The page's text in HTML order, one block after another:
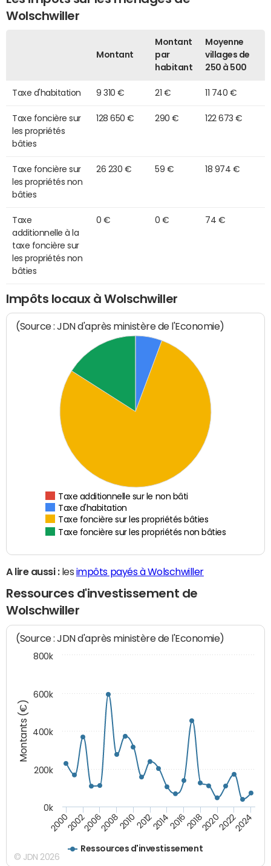
Wolschwiller
Montant
Montant
par
habitant
Moyenne
villages de
250 à 500
Taxe d'habitation 9 310 € 21 € 11 740 €
Taxe foncière sur
les propriétés
bâties
128 650 € 290 € 122 673 €
Taxe foncière sur
les propriétés non
bâties
26 230 € 59 € 18 974 €
Taxe
additionnelle à la
taxe foncière sur
les propriétés non
bâties
0 € 0 € 74 €
Impôts locaux à Wolschwiller
(Source : JDN d'après ministère de l'Economie)
Taxe additionnelle sur le non bâti
Taxe d'habitation
Taxe foncière sur les propriétés bâties
Taxe foncière sur les propriétés non bâties
A lire aussi :les impôts payés à Wolschwiller
Ressources d'investissement de
Wolschwiller
Montants (€)
(Source : JDN d'après ministère de l'Economie)
Ressources d'investissement
200020022006200820102012201420162018202020222024
0k
200k
400k
600k
800k
© JDN 2026